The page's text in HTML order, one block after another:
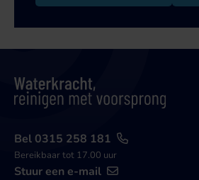
Bel 0315 258 181
Bereikbaar tot 17.00 uur
Stuur een e-mail